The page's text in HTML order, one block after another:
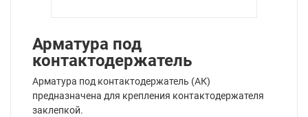
Арматура под
контактодержатель
Арматура под контактодержатель (АК)
предназначена для крепления контактодержателя
заклепкой.